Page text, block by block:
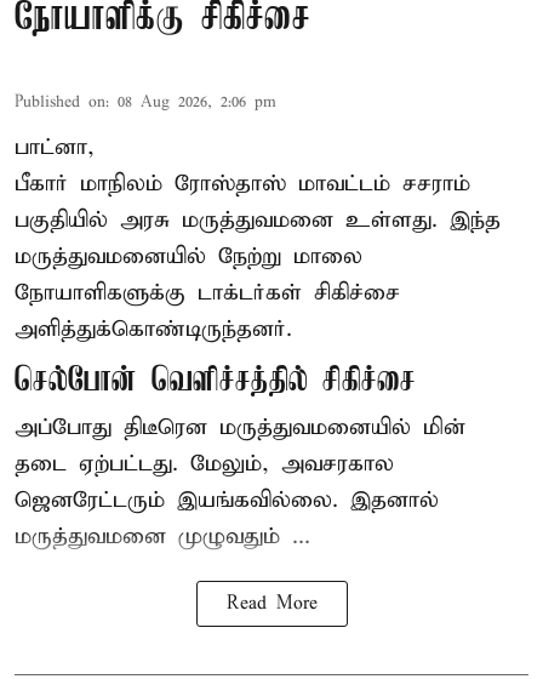
நோயாளிக்கு சிகிச்சை
Published on: 08 Aug 2026, 2:06 pm
பாட்னா,
பீகார் மாநிலம் ரோஸ்தாஸ் மாவட்டம் சசராம்
பகுதியில் அரசு மருத்துவமனை உள்ளது. இந்த
மருத்துவமனையில் நேற்று மாலை
நோயாளிகளுக்கு டாக்டர்கள் சிகிச்சை
அளித்துக்கொண்டிருந்தனர்.
செல்போன் வெளிச்சத்தில் சிகிச்சை
அப்போது திடீரென மருத்துவமனையில் மின்
தடை ஏற்பட்டது. மேலும், அவசரகால
ஜெனரேட்டரும் இயங்கவில்லை. இதனால்
மருத்துவமனை முழுவதும் ...
Read More